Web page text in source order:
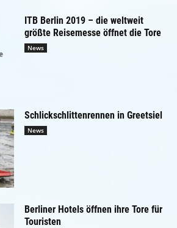
ITB Berlin 2019 – die weltweit
größte Reisemesse öffnet die Tore
News
Schlickschlittenrennen in Greetsiel
News
Berliner Hotels öffnen ihre Tore für
Touristen